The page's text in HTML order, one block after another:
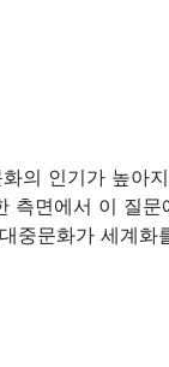
의 인기가 높아
측면에서 이 질
중문화가 세계